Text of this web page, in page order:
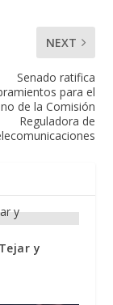
NEXT
Senado ratifica
para el
de la Comisión
Reguladora de
y